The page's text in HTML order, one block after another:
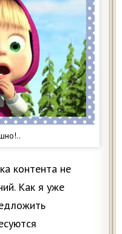
контента не
Как я уже